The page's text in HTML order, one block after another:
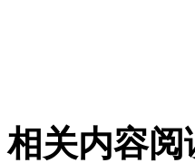
相关内容阅